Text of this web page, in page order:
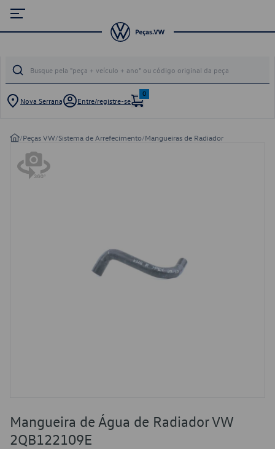
Nova Serrana Entre/registre-se
0
/Peças VW/Sistema de Arrefecimento/Mangueiras de Radiador
Mangueira de Água de Radiador VW
2QB122109E